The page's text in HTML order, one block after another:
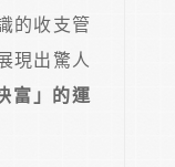
的收支管
現出驚人
富」的運